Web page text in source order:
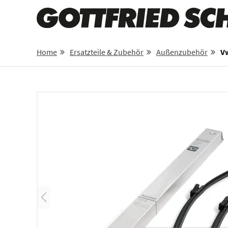
Home Ersatzteile & Zubehör Außenzubehör